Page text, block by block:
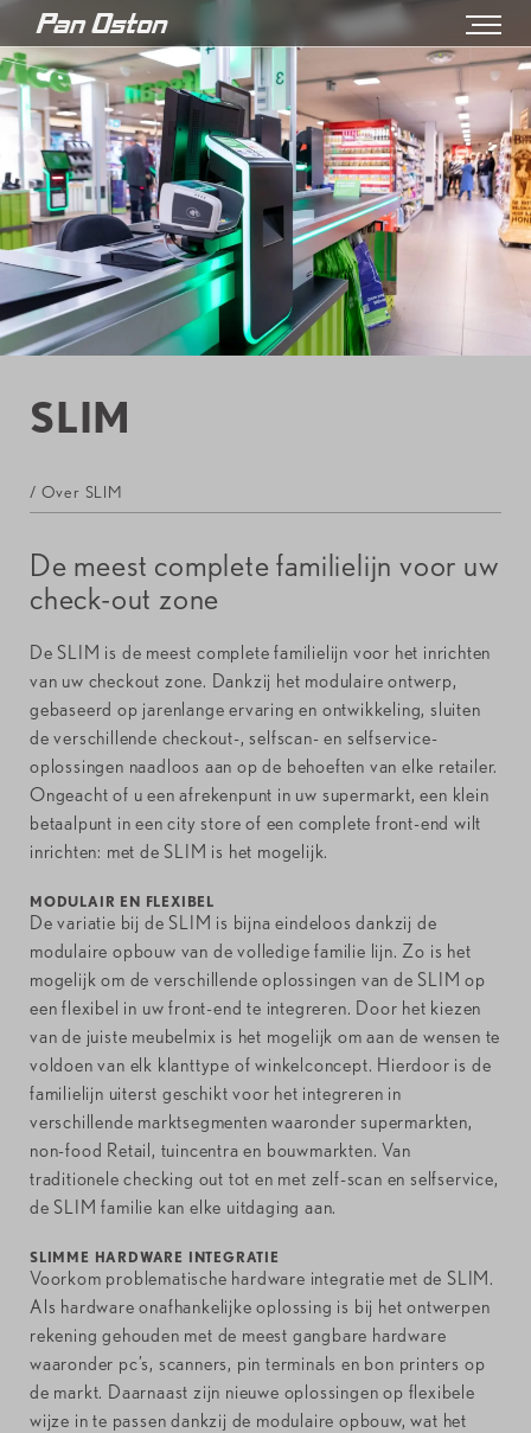
SLIM
/ Over SLIM
De meest complete familielijn voor uw
check-out zone
De SLIM is de meest complete familielijn voor het inrichten
van uw checkout zone. Dankzij het modulaire ontwerp,
gebaseerd op jarenlange ervaring en ontwikkeling, sluiten
de verschillende checkout-, selfscan- en selfservice-
oplossingen naadloos aan op de behoeften van elke retailer.
Ongeacht of u een afrekenpunt in uw supermarkt, een klein
betaalpunt in een city store of een complete front-end wilt
inrichten: met de SLIM is het mogelijk.
MODULAIR EN FLEXIBEL
De variatie bij de SLIM is bijna eindeloos dankzij de
modulaire opbouw van de volledige familie lijn. Zo is het
mogelijk om de verschillende oplossingen van de SLIM op
een flexibel in uw front-end te integreren. Door het kiezen
van de juiste meubelmix is het mogelijk om aan de wensen te
voldoen van elk klanttype of winkelconcept. Hierdoor is de
familielijn uiterst geschikt voor het integreren in
verschillende marktsegmenten waaronder supermarkten,
non-food Retail, tuincentra en bouwmarkten. Van
traditionele checking out tot en met zelf-scan en selfservice,
de SLIM familie kan elke uitdaging aan.
SLIMME HARDWARE INTEGRATIE
Voorkom problematische hardware integratie met de SLIM.
Als hardware onafhankelijke oplossing is bij het ontwerpen
rekening gehouden met de meest gangbare hardware
waaronder pc’s, scanners, pin terminals en bon printers op
de markt. Daarnaast zijn nieuwe oplossingen op flexibele
wijze in te passen dankzij de modulaire opbouw, wat het